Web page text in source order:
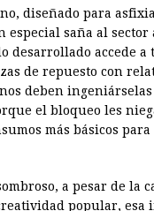
diseñado para
especial saña al sector
desarrollado accede a
de repuesto con
deben
el bloqueo les
más básicos
a pesar de la
popular, esa